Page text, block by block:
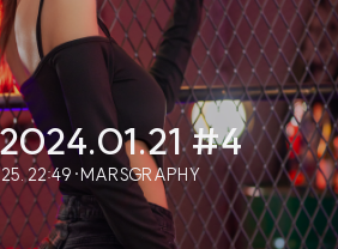
2024.01.21 #4
22:49 ·MARSGRAPHY